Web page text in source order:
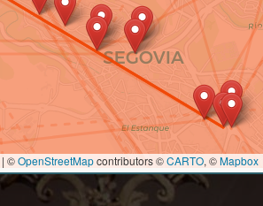
| ©OpenStreetMapcontributors ©CARTO, ©Mapbox